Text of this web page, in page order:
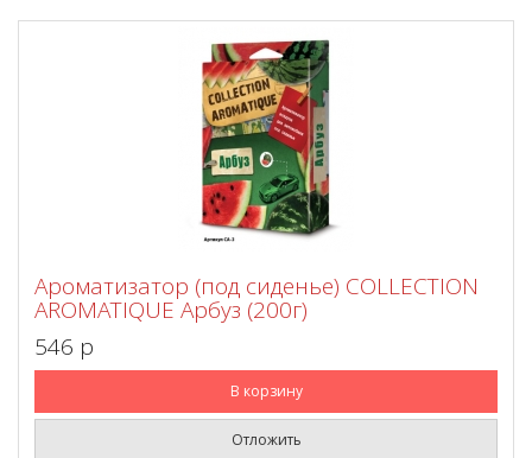
Ароматизатор (под сиденье) COLLECTION
AROMATIQUE Арбуз (200г)
546 p
В корзину
Отложить